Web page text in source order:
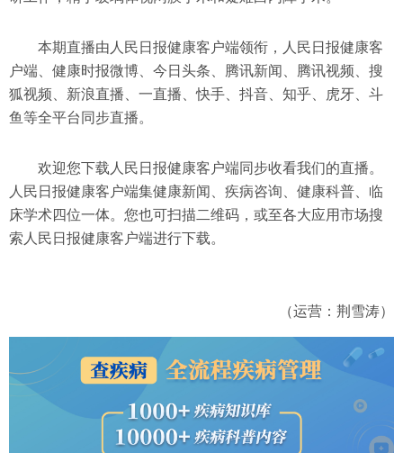
本期直播由人民日报健康客户端领衔，人民日报健康客
户端、健康时报微博、今日头条、腾讯新闻、腾讯视频、搜
狐视频、新浪直播、一直播、快手、抖音、知乎、虎牙、斗
鱼等全平台同步直播。
欢迎您下载人民日报健康客户端同步收看我们的直播。
人民日报健康客户端集健康新闻、疾病咨询、健康科普、临
床学术四位一体。您也可扫描二维码，或至各大应用市场搜
索人民日报健康客户端进行下载。
（运营：荆雪涛）